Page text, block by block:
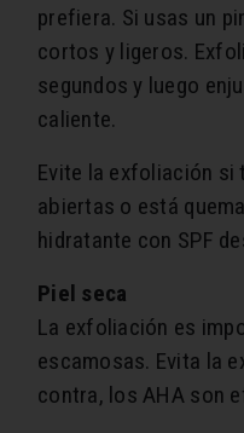
prefiera. Si usas un
cortos y ligeros.
segundos y luego
caliente.
Evite la exfoliación si
abiertas o está
hidratante con SPF
Piel seca
La exfoliación es
escamosas. Evita la
contra, los AHA son